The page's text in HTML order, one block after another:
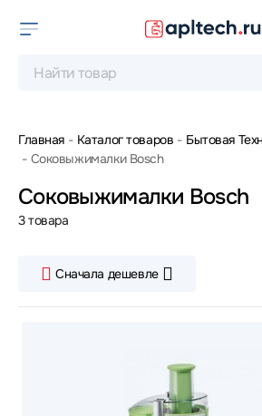
Главная Каталог товаров
Бытовая
Соковыжималки Bosch
Соковыжималки Bosch
3 товара
Сначала дешевле